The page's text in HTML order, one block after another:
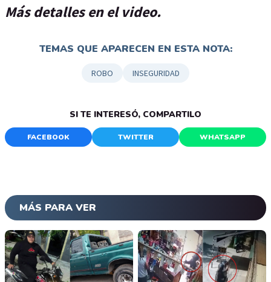
Más detalles en el video.
TEMAS QUE APARECEN EN ESTA NOTA:
ROBO INSEGURIDAD
SI TE INTERESÓ, COMPARTILO
FACEBOOK TWITTER WHATSAPP
MÁS PARA VER